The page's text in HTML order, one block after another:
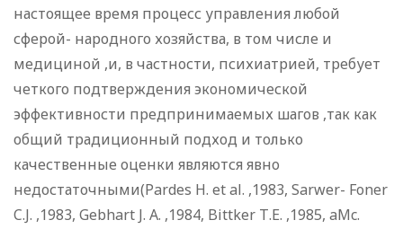
настоящее время процесс управления любой
сферой- народного хозяйства, в том числе и
медициной ,и, в частности, психиатрией, требует
четкого подтверждения экономической
эффективности предпринимаемых шагов ,так как
общий традиционный подход и только
качественные оценки являются явно
недостаточными(Pardes H. et al. ,1983, Sarwer- Foner
C.J. ,1983, Gebhart J. A. ,1984, Bittker Т.Е. ,1985, aMc.